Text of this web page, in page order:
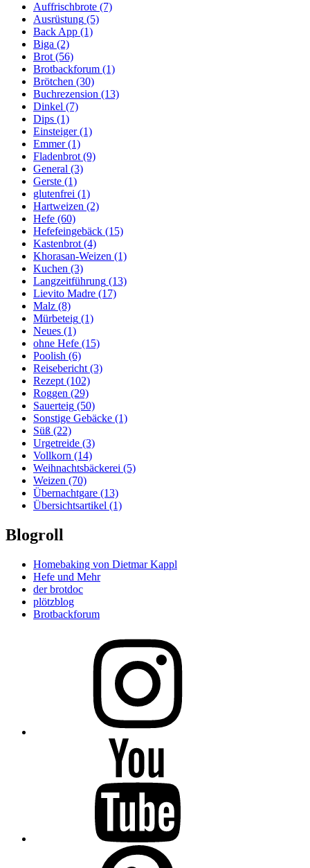
Auffrischbrote (7)
Ausrüstung (5)
Back App (1)
Biga (2)
Brot (56)
Brotbackforum (1)
Brötchen (30)
Buchrezension (13)
Dinkel (7)
Dips (1)
Einsteiger(1)
Emmer(1)
Fladenbrot (9)
General (3)
Gerste (1)
glutenfrei (1)
Hartweizen (2)
Hefe (60)
Hefefeingebäck (15)
Kastenbrot (4)
Khorasan-Weizen (1)
Kuchen (3)
Langzeitführung (13)
Lievito Madre (17)
Malz (8)
Mürbeteig (1)
Neues (1)
ohne Hefe (15)
Poolish (6)
Reisebericht (3)
Rezept (102)
Roggen (29)
Sauerteig (50)
Sonstige Gebäcke (1)
Süß (22)
Urgetreide (3)
Vollkorn (14)
Weihnachtsbäckerei (5)
Weizen (70)
Übernachtgare (13)
Übersichtsartikel (1)
Blogroll
Homebaking von Dietmar Kappl
Hefe und Mehr
der brotdoc
plötzblog
Brotbackforum